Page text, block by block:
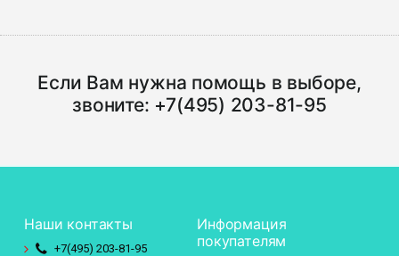
Если Вам нужна помощь в выборе,
звоните: +7(495) 203-81-95
Наши контакты
+7(495) 203-81-95
Информация
покупателям